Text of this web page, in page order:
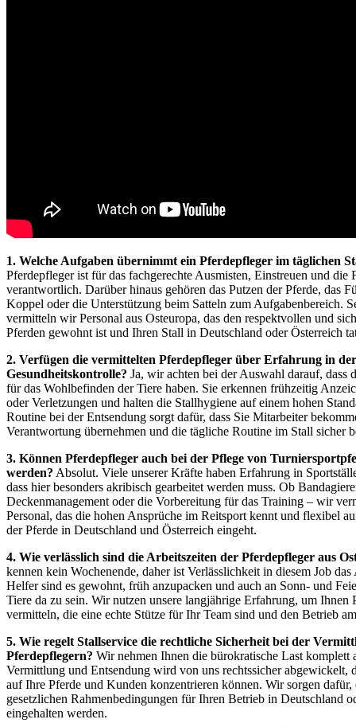
1. Welche Aufgaben übernimmt ein Pferdepfleger im täglichen
Pferdepfleger ist für das fachgerechte Ausmisten, Einstreuen und die
verantwortlich. Darüber hinaus gehören das Putzen der Pferde, das
Koppel oder die Unterstützung beim Satteln zum Aufgabenbereich.
vermitteln wir Personal aus Osteuropa, das den respektvollen und
Pferden gewohnt ist und Ihren Stall in Deutschland oder Österreich
2. Verfügen die vermittelten Pferdepfleger über Erfahrung in der
Gesundheitskontrolle? Ja, wir achten bei der Auswahl darauf, dass
für das Wohlbefinden der Tiere haben. Sie erkennen frühzeitig
oder Verletzungen und halten die Stallhygiene auf einem hohen
Routine bei der Entsendung sorgt dafür, dass Sie Mitarbeiter
Verantwortung übernehmen und die tägliche Routine im Stall sicher
3. Können Pferdepfleger auch bei der Pflege von
werden? Absolut. Viele unserer Kräfte haben Erfahrung in
dass hier besonders akribisch gearbeitet werden muss. Ob
Deckenmanagement oder die Vorbereitung für das Training – wir
Personal, das die hohen Ansprüche im Reitsport kennt und flexibel
der Pferde in Deutschland und Österreich eingeht.
4. Wie verlässlich sind die Arbeitszeiten der Pferdepfleger aus
kennen kein Wochenende, daher ist Verlässlichkeit in diesem Job
Helfer sind es gewohnt, früh anzupacken und auch an Sonn- und
Tiere da zu sein. Wir nutzen unsere langjährige Erfahrung, um Ihnen
vermitteln, die eine echte Stütze für Ihr Team sind und den Betrieb
5. Wie regelt Stallservice die rechtliche Sicherheit bei der
Pferdepflegern? Wir nehmen Ihnen die bürokratische Last komplett
Vermittlung und Entsendung wird von uns rechtssicher abgewickelt,
auf Ihre Pferde und Kunden konzentrieren können. Wir sorgen dafür,
gesetzlichen Rahmenbedingungen für Ihren Betrieb in Deutschland
eingehalten werden.